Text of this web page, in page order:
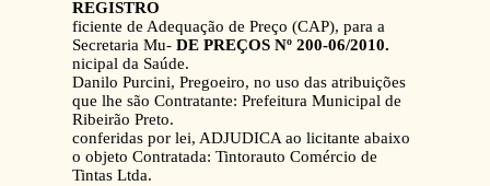
REGISTRO
ficiente de Adequação de Preço (CAP), para a
Secretaria Mu- DE PREÇOS Nº 200-06/2010.
nicipal da Saúde.
Danilo Purcini, Pregoeiro, no uso das atribuições
que lhe são Contratante: Prefeitura Municipal de
Ribeirão Preto.
conferidas por lei, ADJUDICA ao licitante abaixo
o objeto Contratada: Tintorauto Comércio de
Tintas Ltda.